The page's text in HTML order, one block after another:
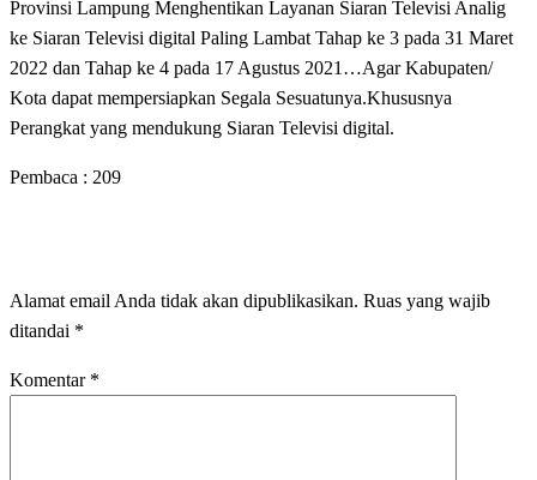
Provinsi Lampung Menghentikan Layanan Siaran Televisi Analig
ke Siaran Televisi digital Paling Lambat Tahap ke 3 pada 31 Maret
2022 dan Tahap ke 4 pada 17 Agustus 2021…Agar Kabupaten/
Kota dapat mempersiapkan Segala Sesuatunya.Khususnya
Perangkat yang mendukung Siaran Televisi digital.
Pembaca : 209
Alamat email Anda tidak akan dipublikasikan. Ruas yang wajib
ditandai *
Komentar *